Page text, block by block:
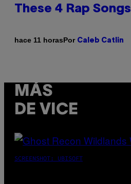
These 4 Rap
hace 11 horasPor Caleb Catlin
MÁS
DE VICE
SCREENSHOT: UBISOFT